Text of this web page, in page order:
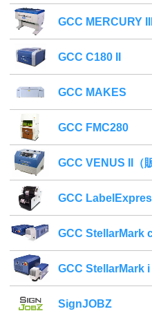
GCC MERCURY III
GCC C180 II
GCC MAKES
GCC FMC280
GCC VENUS II（
GCC
GCC StellarMark
GCC StellarMark i
SignJOBZ